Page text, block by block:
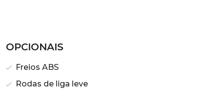
OPCIONAIS
Freios ABS
Rodas de liga leve